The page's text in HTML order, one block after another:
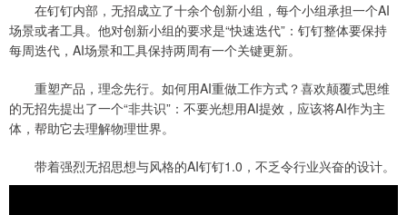
在钉钉内部，无招成立了十余个创新小组，每个小组承担一个AI
场景或者工具。他对创新小组的要求是“快速迭代”：钉钉整体要保持
每周迭代，AI场景和工具保持两周有一个关键更新。
重塑产品，理念先行。如何用AI重做工作方式？喜欢颠覆式思维
的无招先提出了一个“非共识”：不要光想用AI提效，应该将AI作为主
体，帮助它去理解物理世界。
带着强烈无招思想与风格的AI钉钉1.0，不乏令行业兴奋的设计。